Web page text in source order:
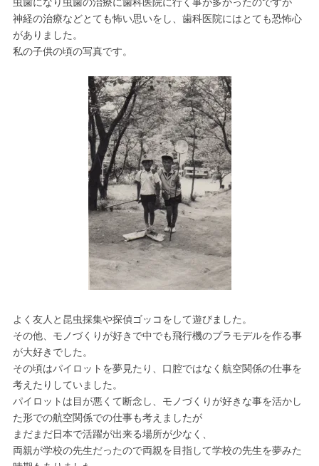
虫歯になり虫歯の治療に歯科医院に行く事が多かったのですが
神経の治療などとても怖い思いをし、歯科医院にはとても恐怖心
がありました。
私の子供の頃の写真です。
よく友人と昆虫採集や探偵ゴッコをして遊びました。
その他、モノづくりが好きで中でも飛行機のプラモデルを作る事
が大好きでした。
その頃はパイロットを夢見たり、口腔ではなく航空関係の仕事を
考えたりしていました。
パイロットは目が悪くて断念し、モノづくりが好きな事を活かし
た形での航空関係での仕事も考えましたが
まだまだ日本で活躍が出来る場所が少なく、
両親が学校の先生だったので両親を目指して学校の先生を夢みた